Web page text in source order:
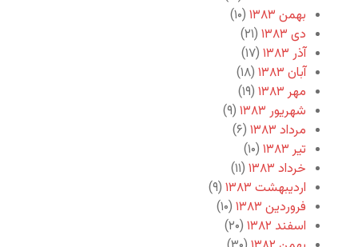
بهمن ۱۳۸۳
(۱۰)
دی ۱۳۸۳
(۲۱)
آذر ۱۳۸۳
(۱۷)
آبان ۱۳۸۳
(۱۸)
مهر ۱۳۸۳
(۱۹)
شهریور ۱۳۸۳
(۹)
مرداد ۱۳۸۳
(۶)
تیر ۱۳۸۳
(۱۰)
خرداد ۱۳۸۳
(۱۱)
اردیبهشت ۱۳۸۳
(۹)
فروردین ۱۳۸۳
(۱۰)
اسفند ۱۳۸۲
(۲۰)